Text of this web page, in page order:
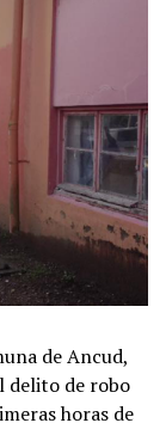
de Ancud,
delito de robo
horas de